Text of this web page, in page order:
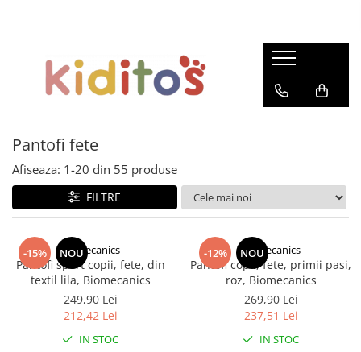
Ghete fete
Pantofi de interior fete
Cizme fete
Sandale
Ghete baieti
Pantofi de interior baieti
Sandale
Cizme baieti
Pantofi fete
Afiseaza: 1-20 din 55 produse
FILTRE
-15% NOU
Biomecanics
Pantofi sport copii, fete, din
textil lila, Biomecanics
249,90 Lei
212,42 Lei
IN STOC
-12% NOU
Biomecanics
Pantofi copii, fete, primii pasi,
roz, Biomecanics
269,90 Lei
237,51 Lei
IN STOC